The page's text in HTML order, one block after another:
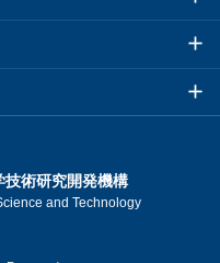
技術研究開発機構
and Technology